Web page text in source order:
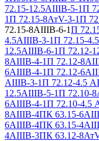
72.15-12.5АIIIВ-5-1П
1П 72.15-8АтV-3-1П
72.15-8АIIIВ-6-1П
4.5АIIIВ-3-1П 72.15-
12.5АIIIВ-6-1П 72.12-
8АIIIВ-4-1П 72.12-
6АIIIВ-4-1П 72.12-
АIIIВ-3-1П 72.12-4.5
12.5АIIIВ-5-1П 72.10-
6АIIIВ-4-1П 72.10-4.5
8АIIIВ-4ПК 63.15-
6АIIIВ-4ПК 63.15-
4АIIIВ-3ПК 63.12-